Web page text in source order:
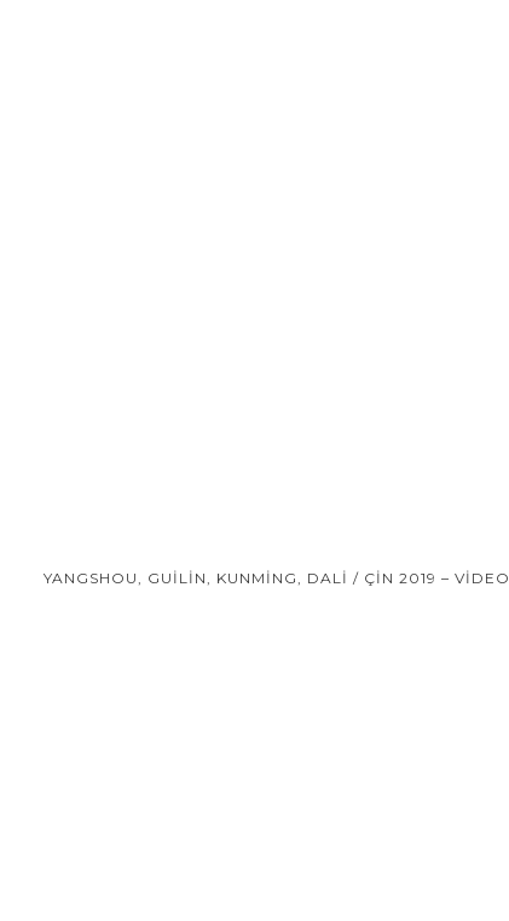
YANGSHOU, GUILIN, KUNMING, DALI / ÇIN 2019 – VIDEO